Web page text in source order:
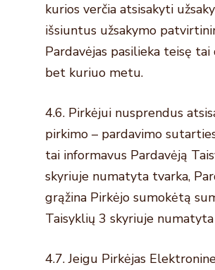
kurios verčia atsisakyti
išsiuntus užsakymo
Pardavėjas pasilieka teisę
bet kuriuo metu.
4.6. Pirkėjui nusprendus
pirkimo – pardavimo
tai informavus Pardavėją
skyriuje numatyta tvarka,
grąžina Pirkėjo sumokėtą
Taisyklių 3 skyriuje
4.7. Jeigu Pirkėjas